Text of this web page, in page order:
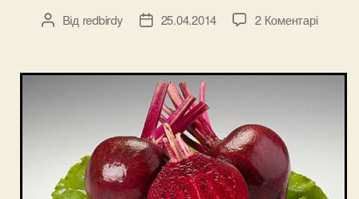
Автор
Від redbirdy
Дата25.04.2014 2 Коментарідо
пользе